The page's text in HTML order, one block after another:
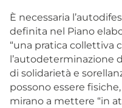
È necessaria
definita nel Piano
“una pratica collettiva
l’autodeterminazione
di solidarietà e
possono essere
mirano a mettere “in